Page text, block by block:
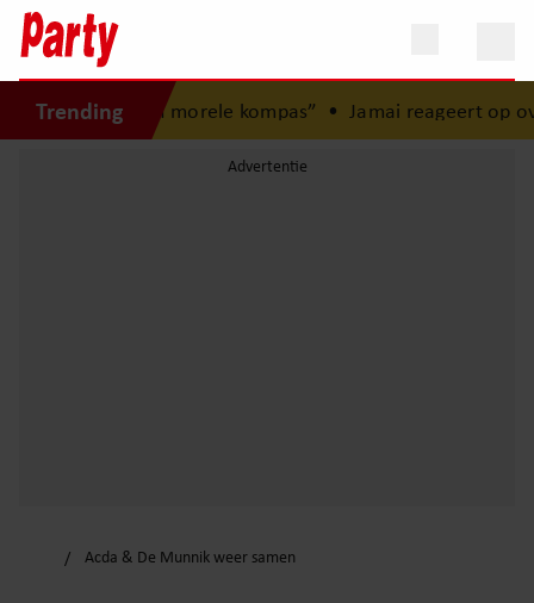
Trending
zus is mijn morele kompas”•Jamai reageert op
Acda & De Munnik weer samen